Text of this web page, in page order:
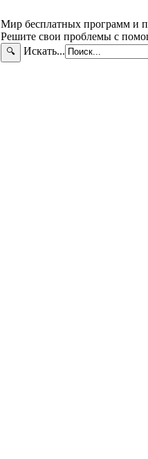
Мир бесплатных программ и
Решите свои проблемы с
🔍 Искать...